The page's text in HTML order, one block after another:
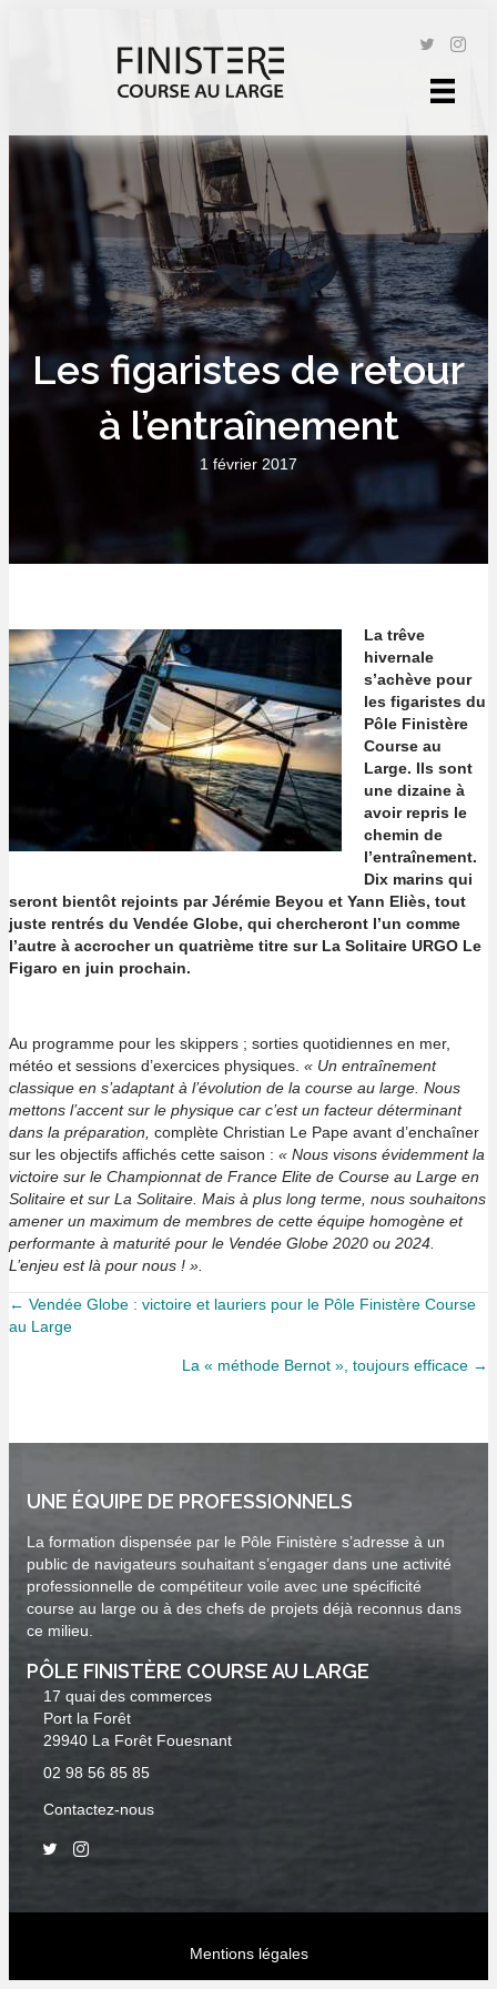
Les figaristes de retour
à l’entraînement
1 février 2017
La trêve
hivernale
s’achève pour
les figaristes du
Pôle Finistère
Course au
Large. Ils sont
une dizaine à
avoir repris le
chemin de
l’entraînement.
Dix marins qui
seront bientôt rejoints par Jérémie Beyou et Yann Eliès, tout
juste rentrés du Vendée Globe, qui chercheront l’un comme
l’autre à accrocher un quatrième titre sur La Solitaire URGO Le
Figaro en juin prochain.
Au programme pour les skippers ; sorties quotidiennes en mer,
météo et sessions d’exercices physiques. « Un entraînement
classique en s’adaptant à l’évolution de la course au large. Nous
mettons l’accent sur le physique car c’est un facteur déterminant
dans la préparation, complète Christian Le Pape avant d’enchaîner
sur les objectifs affichés cette saison : « Nous visons évidemment la
victoire sur le Championnat de France Elite de Course au Large en
Solitaire et sur La Solitaire. Mais à plus long terme, nous souhaitons
amener un maximum de membres de cette équipe homogène et
performante à maturité pour le Vendée Globe 2020 ou 2024.
L’enjeu est là pour nous ! ».
Posts
← Vendée Globe : victoire et lauriers pour le Pôle Finistère Course
au Large
La « méthode Bernot », toujours efficace →
UNE ÉQUIPE DE PROFESSIONNELS
La formation dispensée par le Pôle Finistère s’adresse à un
public de navigateurs souhaitant s’engager dans une activité
professionnelle de compétiteur voile avec une spécificité
course au large ou à des chefs de projets déjà reconnus dans
ce milieu.
PÔLE FINISTÈRE COURSE AU LARGE
17 quai des commerces
Port la Forêt
29940 La Forêt Fouesnant
02 98 56 85 85
Contactez-nous
Mentions légales